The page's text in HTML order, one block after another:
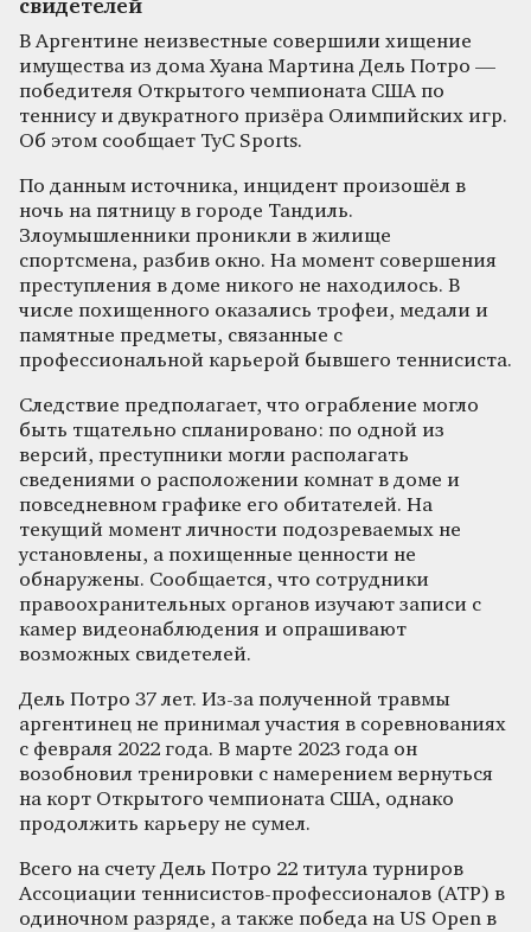
свидетелей
В Аргентине неизвестные совершили хищение
имущества из дома Хуана Мартина Дель Потро —
победителя Открытого чемпионата США по
теннису и двукратного призёра Олимпийских игр.
Об этом сообщает TyC Sports.
По данным источника, инцидент произошёл в
ночь на пятницу в городе Тандиль.
Злоумышленники проникли в жилище
спортсмена, разбив окно. На момент совершения
преступления в доме никого не находилось. В
числе похищенного оказались трофеи, медали и
памятные предметы, связанные с
профессиональной карьерой бывшего теннисиста.
Следствие предполагает, что ограбление могло
быть тщательно спланировано: по одной из
версий, преступники могли располагать
сведениями о расположении комнат в доме и
повседневном графике его обитателей. На
текущий момент личности подозреваемых не
установлены, а похищенные ценности не
обнаружены. Сообщается, что сотрудники
правоохранительных органов изучают записи с
камер видеонаблюдения и опрашивают
возможных свидетелей.
Дель Потро 37 лет. Из-за полученной травмы
аргентинец не принимал участия в соревнованиях
с февраля 2022 года. В марте 2023 года он
возобновил тренировки с намерением вернуться
на корт Открытого чемпионата США, однако
продолжить карьеру не сумел.
Всего на счету Дель Потро 22 титула турниров
Ассоциации теннисистов-профессионалов (ATP) в
одиночном разряде, а также победа на US Open в